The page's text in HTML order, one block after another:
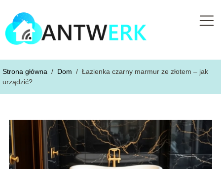
Strona główna / Dom / Łazienka czarny marmur ze złotem – jak
urządzić?